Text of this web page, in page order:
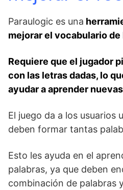
Paraulogic es una
mejorar el vocabulario de
Requiere que el jugador
con las letras dadas, lo
ayudar a aprender
El juego da a los usuarios
deben formar tantas
Esto les ayuda en el
palabras, ya que deben
combinación de palabras